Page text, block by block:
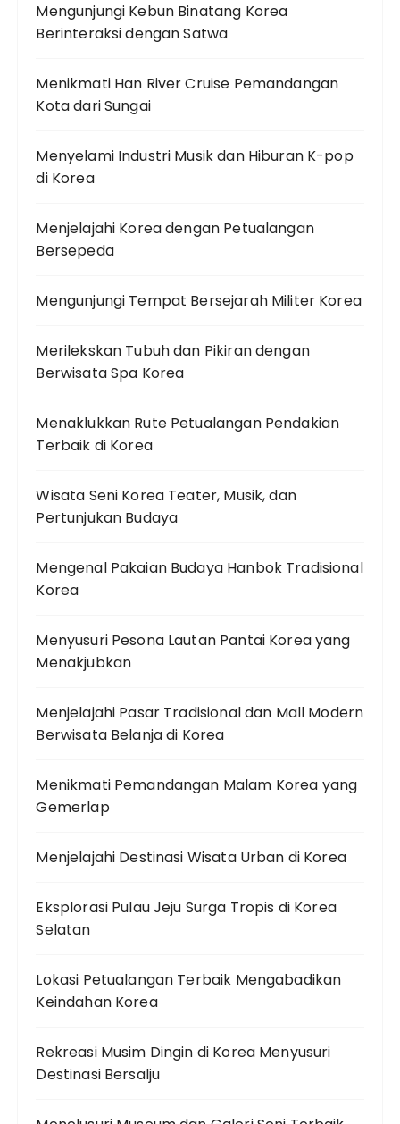
Mengunjungi Kebun Binatang Korea
Berinteraksi dengan Satwa
Menikmati Han River Cruise Pemandangan
Kota dari Sungai
Menyelami Industri Musik dan Hiburan K-pop
di Korea
Menjelajahi Korea dengan Petualangan
Bersepeda
Mengunjungi Tempat Bersejarah Militer Korea
Merilekskan Tubuh dan Pikiran dengan
Berwisata Spa Korea
Menaklukkan Rute Petualangan Pendakian
Terbaik di Korea
Wisata Seni Korea Teater, Musik, dan
Pertunjukan Budaya
Mengenal Pakaian Budaya Hanbok Tradisional
Korea
Menyusuri Pesona Lautan Pantai Korea yang
Menakjubkan
Menjelajahi Pasar Tradisional dan Mall Modern
Berwisata Belanja di Korea
Menikmati Pemandangan Malam Korea yang
Gemerlap
Menjelajahi Destinasi Wisata Urban di Korea
Eksplorasi Pulau Jeju Surga Tropis di Korea
Selatan
Lokasi Petualangan Terbaik Mengabadikan
Keindahan Korea
Rekreasi Musim Dingin di Korea Menyusuri
Destinasi Bersalju